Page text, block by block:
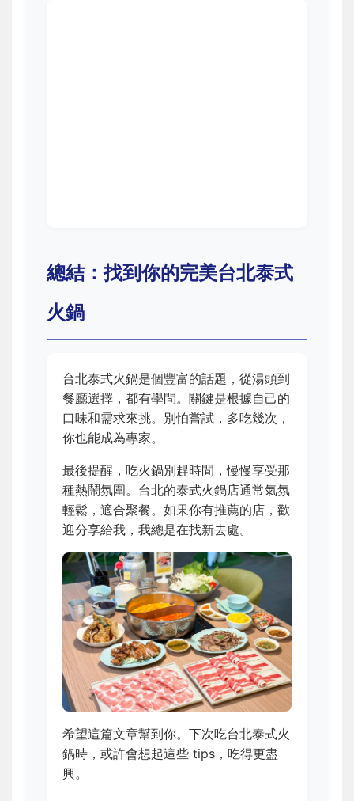
總結：找到你的完美台北泰式
火鍋
台北泰式火鍋是個豐富的話題，從湯頭到
餐廳選擇，都有學問。關鍵是根據自己的
口味和需求來挑。別怕嘗試，多吃幾次，
你也能成為專家。
最後提醒，吃火鍋別趕時間，慢慢享受那
種熱鬧氛圍。台北的泰式火鍋店通常氣氛
輕鬆，適合聚餐。如果你有推薦的店，歡
迎分享給我，我總是在找新去處。
希望這篇文章幫到你。下次吃台北泰式火
鍋時，或許會想起這些 tips，吃得更盡
興。